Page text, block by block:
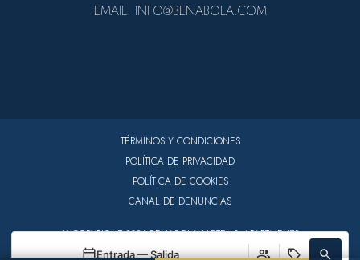
EMAIL: INFO@BENABOLA.COM
© COPYRIGHT 2026 BENABOLA HOTEL & APARTMENTS
TÉRMINOS Y CONDICIONES
POLÍTICA DE PRIVACIDAD
POLÍTICA DE COOKIES
CANAL DE DENUNCIAS
Entrada — Salida